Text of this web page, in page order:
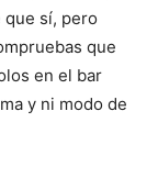
que sí, pero
que
en el bar
y ni modo de